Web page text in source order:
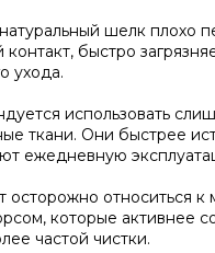
шелк плохо
быстро
ухода.
использовать
ткани. Они быстрее
ежедневную
осторожно относиться к
которые активнее
частой чистки.